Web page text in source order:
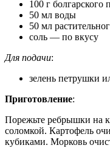
100 г болгарского
50 мл воды
50 мл
соль — по вкусу
Для подачи:
зелень петрушки
Приготовление:
Порежьте ребрышки на
соломкой. Картофель
кубиками. Морковь